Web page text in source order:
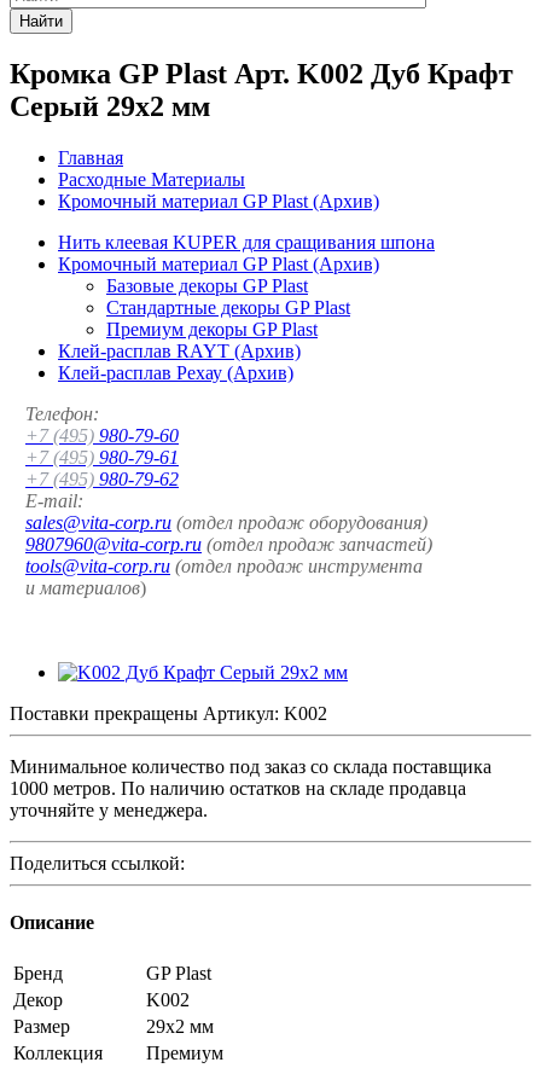
Найти
Кромка GP Plast Арт. K002 Дуб Крафт
Серый 29x2 мм
Главная
Расходные Материалы
Кромочный материал GP Plast (Архив)
Нить клеевая KUPER для сращивания шпона
Кромочный материал GP Plast (Архив)
Базовые декоры GP Plast
Стандартные декоры GP Plast
Премиум декоры GP Plast
Клей-расплав RAYT (Архив)
Клей-расплав Рехау (Архив)
Телефон:
+7 (495) 980-79-60
+7 (495) 980-79-61
+7 (495) 980-79-62
E-mail:
sales@vita-corp.ru (отдел продаж оборудования)
9807960@vita-corp.ru (отдел продаж запчастей)
tools@vita-corp.ru (отдел продаж инструмента
и материалов)
Поставки прекращены Артикул: K002
Минимальное количество под заказ со склада поставщика
1000 метров. По наличию остатков на складе продавца
уточняйте у менеджера.
Поделиться ссылкой:
Описание
Бренд
GP Plast
Декор
K002
Размер
29x2 мм
Коллекция
Премиум